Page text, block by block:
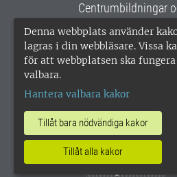
Denna webbplats använder
lagras i din webbläsare. Vissa
för att webbplatsen ska
valbara.
Hantera valbara kakor
Tillåt bara nödvändiga kakor
Tillåt alla kakor
Centrumbildningar
samarbetsprojekt
Gemensamma
SLU, Sveriges
enligt ISO 14001.
webbplatser